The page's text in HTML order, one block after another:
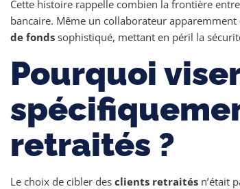
Cette histoire rappelle combien la frontière
bancaire. Même un collaborateur apparemment
de fonds sophistiqué, mettant en péril la
Pourquoi
retraités ?
Le choix de cibler des clients retraités n’était